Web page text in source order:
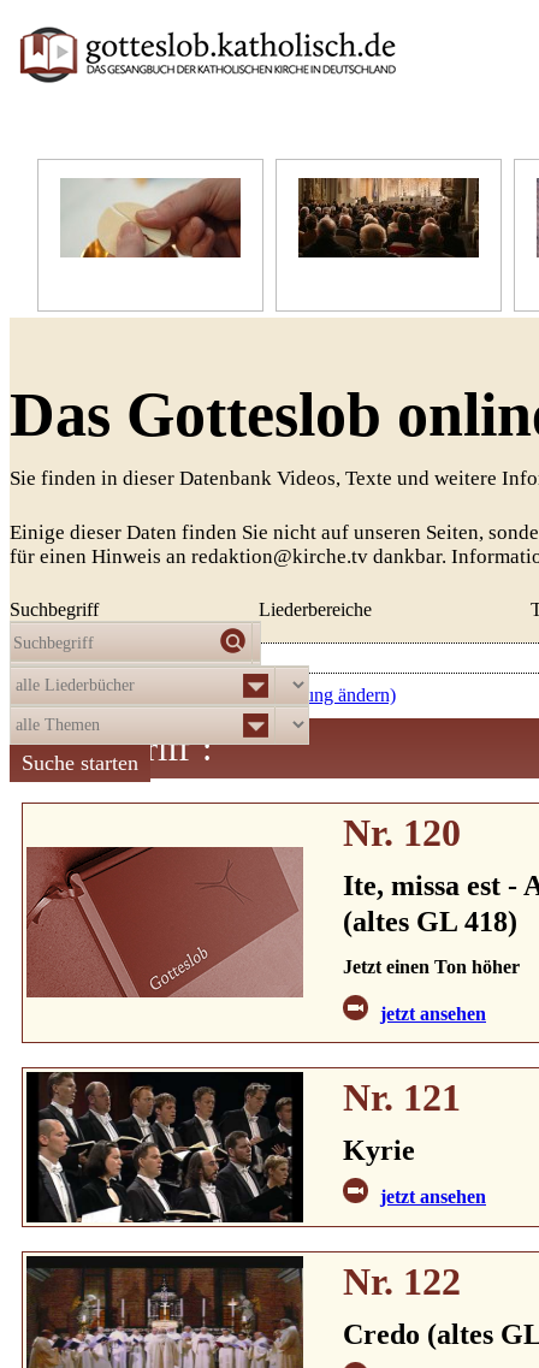
Das Gotteslob
Sie finden in dieser Datenbank Videos, Texte und weitere
Einige dieser Daten finden Sie nicht auf unseren Seiten,
für einen Hinweis an redaktion@kirche.tv dankbar.
Suchbegriff Liederbereiche
Die Auswahlergab521Treffer:
aufsteigend nach Nummer (Sortierung ändern)
Suchbegriff :
Nr. 120
Ite, missa est -
(altes GL 418)
Jetzt einen Ton höher
jetzt ansehen
Nr. 121
Kyrie
jetzt ansehen
Nr. 122
Credo (altes